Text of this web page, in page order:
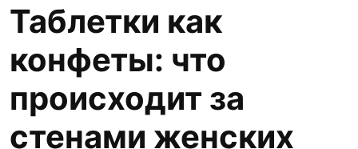
Таблетки как
конфеты: что
происходит за
стенами женских